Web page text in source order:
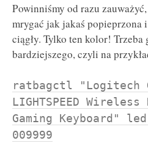
Powinniśmy od razu
mrygać jak jakaś popieprzona
ciągły. Tylko ten kolor! Trzeba
bardziejszego, czyli na
ratbagctl "Logitech
LIGHTSPEED Wireless
Gaming Keyboard"
009999